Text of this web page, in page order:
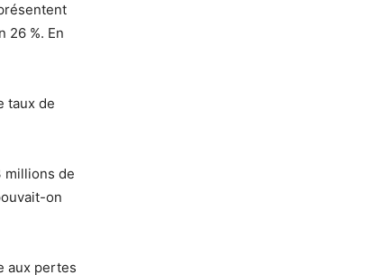
26 %. En
taux de
millions de
on
aux pertes